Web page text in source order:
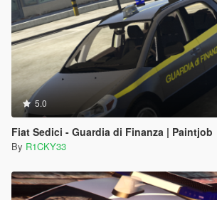
5.0
Fiat Sedici - Guardia di Finanza | Paintjob
By R1CKY33